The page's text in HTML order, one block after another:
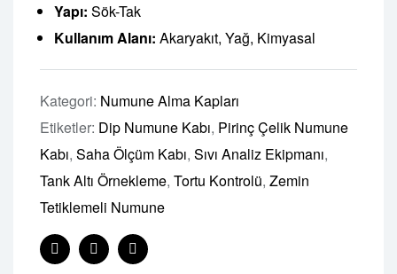
Yapı: Sök-Tak
Kullanım Alanı: Akaryakıt, Yağ, Kimyasal
Kategori: Numune Alma Kapları
Etiketler: Dip Numune Kabı, Pirinç Çelik Numune
Kabı, Saha Ölçüm Kabı, Sıvı Analiz Ekipmanı,
Tank Altı Örnekleme, Tortu Kontrolü, Zemin
Tetiklemeli Numune
FacebookLinkedın
E-